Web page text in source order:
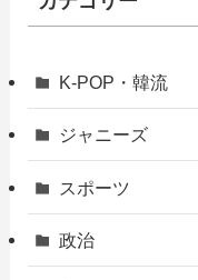
K-POP・韓流
ジャニーズ
スポーツ
政治